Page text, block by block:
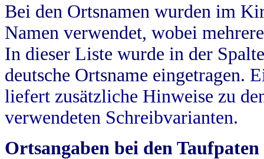
Bei den Ortsnamen wurden im
Namen verwendet, wobei
In dieser Liste wurde in der
deutsche Ortsname eingetragen.
liefert zusätzliche Hinweise zu
verwendeten Schreibvarianten.
Ortsangaben bei den Taufpaten